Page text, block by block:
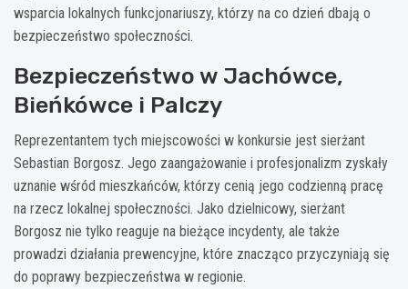
wsparcia lokalnych funkcjonariuszy, którzy na co dzień dbają o
bezpieczeństwo społeczności.
Bezpieczeństwo w Jachówce,
Bieńkówce i Palczy
Reprezentantem tych miejscowości w konkursie jest sierżant
Sebastian Borgosz. Jego zaangażowanie i profesjonalizm zyskały
uznanie wśród mieszkańców, którzy cenią jego codzienną pracę
na rzecz lokalnej społeczności. Jako dzielnicowy, sierżant
Borgosz nie tylko reaguje na bieżące incydenty, ale także
prowadzi działania prewencyjne, które znacząco przyczyniają się
do poprawy bezpieczeństwa w regionie.